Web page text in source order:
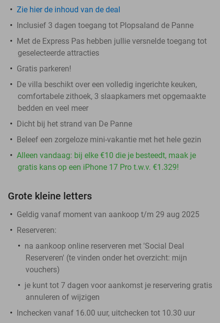
Zie hier de inhoud van de deal
Inclusief 3 dagen toegang tot Plopsaland de Panne
Met de Express Pas hebben jullie versnelde toegang tot
geselecteerde attracties
Gratis parkeren!
De villa beschikt over een volledig ingerichte keuken,
comfortabele zithoek, 3 slaapkamers met opgemaakte
bedden en veel meer
Dicht bij het strand van De Panne
Beleef een zorgeloze mini-vakantie met het hele gezin
Alleen vandaag: bij elke €10 die je besteedt, maak je
gratis kans op een iPhone 17 Pro t.w.v. €1.329!
Grote kleine letters
Geldig vanaf moment van aankoop t/m 29 aug 2025
Reserveren:
na aankoop online reserveren met 'Social Deal
Reserveren' (te vinden onder het overzicht: mijn
vouchers)
je kunt tot 7 dagen voor aankomst je reservering gratis
annuleren of wijzigen
Inchecken vanaf 16.00 uur, uitchecken tot 10.30 uur